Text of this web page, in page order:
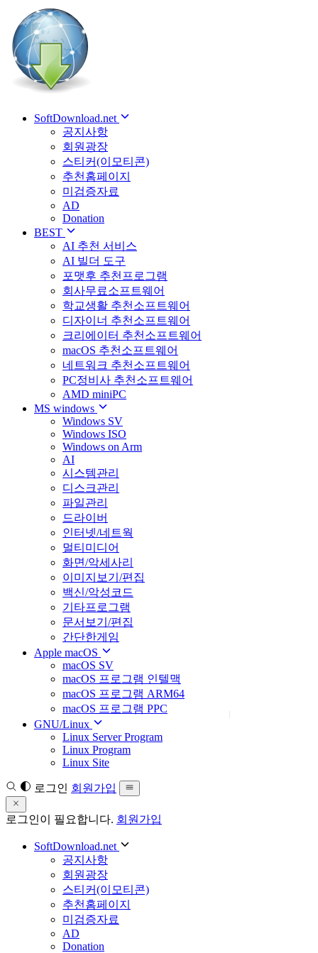
SoftDownload.net
공지사항
회원광장
스티커(이모티콘)
추천홈페이지
미검증자료
AD
Donation
BEST
AI 추천 서비스
AI 빌더 도구
포맷후 추천프로그램
회사무료소프트웨어
학교생활 추천소프트웨어
디자이너 추천소프트웨어
크리에이터 추천소프트웨어
macOS 추천소프트웨어
네트워크 추천소프트웨어
PC정비사 추천소프트웨어
AMD miniPC
MS windows
Windows SV
Windows ISO
Windows on Arm
AI
시스템관리
디스크관리
파일관리
드라이버
인터넷/네트웍
멀티미디어
화면/악세사리
이미지보기/편집
백신/악성코드
기타프로그램
문서보기/편집
간단한게임
Apple macOS
macOS SV
macOS 프로그램 인텔맥
macOS 프로그램 ARM64
macOS 프로그램 PPC
GNU/Linux
Linux Server Program
Linux Program
Linux Site
로그인 회원가입
로그인이 필요합니다. 회원가입
SoftDownload.net
공지사항
회원광장
스티커(이모티콘)
추천홈페이지
미검증자료
AD
Donation